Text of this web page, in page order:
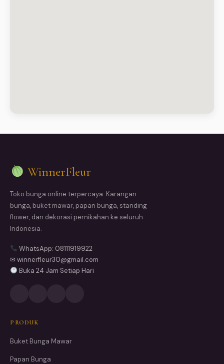
WinnerFleur
Toko bunga online terpercaya. Karangan
bunga, buket mawar, papan bunga, standing
flower, dan dekorasi pernikahan ke seluruh
Indonesia.
WhatsApp: 08111919922
✉ winnerfleur30@gmail.com
Buka 24 Jam Setiap Hari
PRODUK
Buket Bunga Mawar
Papan Bunga